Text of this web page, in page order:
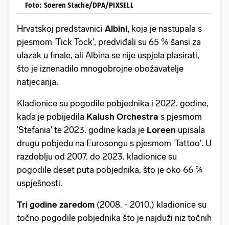
Foto: Soeren Stache/DPA/PIXSELL
Hrvatskoj predstavnici Albini, koja je nastupala s
pjesmom 'Tick Tock', predviđali su 65 % šansi za
ulazak u finale, ali Albina se nije uspjela plasirati,
što je iznenadilo mnogobrojne obožavatelje
natjecanja.
Kladionice su pogodile pobjednika i 2022. godine,
kada je pobijedila Kalush Orchestra s pjesmom
'Stefania' te 2023. godine kada je Loreen upisala
drugu pobjedu na Eurosongu s pjesmom 'Tattoo'. U
razdoblju od 2007. do 2023. kladionice su
pogodile deset puta pobjednika, što je oko 66 %
uspješnosti.
Tri godine zaredom (2008. - 2010.) kladionice su
točno pogodile pobjednika što je najduži niz točnih